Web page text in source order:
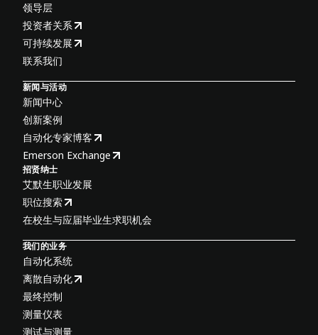
领导层
投资者关系
可持续发展
联系我们
新闻与活动
新闻中心
创新案例
自动化专家博客
Emerson Exchange
招贤纳士
艾默生职业发展
职位搜索
在校生与应届毕业生求职机会
我们的业务
自动化系统
离散自动化
最终控制
测量仪表
测试与测量